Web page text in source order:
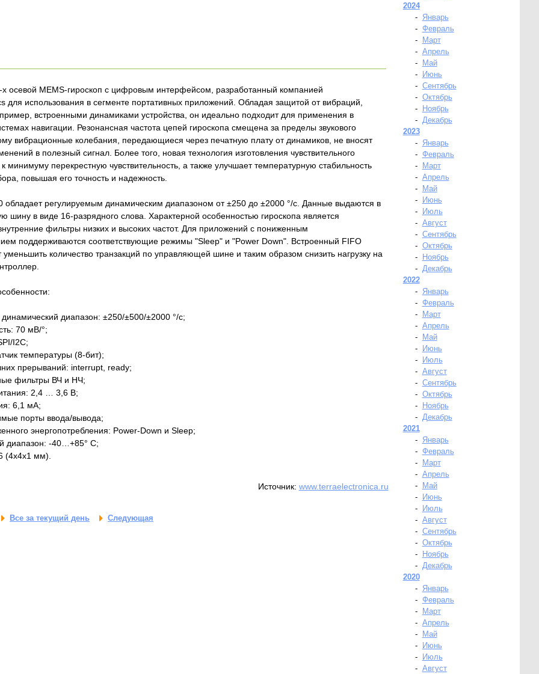
х осевой MEMS-гироскоп с цифровым интерфейсом, разработанный компанией
для использования в сегменте портативных приложений. Обладая защитой от вибраций,
встроенными динамиками устройства, он идеально подходит для применения в
навигации. Резонансная частота цепей гироскопа смещена за пределы звукового
вибрационные колебания, передающиеся через печатную плату от динамиков, не вносят
в полезный сигнал. Более того, новая технология изготовления чувствительного
минимуму перекрестную чувствительность, а также улучшает температурную стабильность
повышая его точность и надежность.
обладает регулируемым динамическим диапазоном от ±250 до ±2000 °/с. Данные выдаются в
шину в виде 16-разрядного слова. Характерной особенностью гироскопа является
фильтры низких и высоких частот. Для приложений с пониженным
поддерживаются соответствующие режимы "Sleep" и "Power Down". Встроенный FIFO
количество транзакций по управляющей шине и таким образом снизить нагрузку на
диапазон: ±250/±500/±2000 °/с;
70 мВ/°;
I2C;
температуры (8-бит);
прерываний: interrupt, ready;
фильтры ВЧ и НЧ;
2,4 … 3,6 В;
6,1 мА;
порты ввода/вывода;
энергопотребления: Power-Down и Sleep;
диапазон: -40…+85° C;
(4x4x1 мм).
Источник: www.terraelectronica.ru
Все за текущий день Следующая
2024
-
Январь
- Февраль
-
Март
- Апрель
-
Май
-
Июнь
- Сентябрь
- Октябрь
-
Ноябрь
- Декабрь
2023
-
Январь
- Февраль
-
Март
- Апрель
-
Май
-
Июнь
-
Июль
- Август
- Сентябрь
- Октябрь
-
Ноябрь
- Декабрь
2022
-
Январь
- Февраль
-
Март
- Апрель
-
Май
-
Июнь
-
Июль
- Август
- Сентябрь
- Октябрь
-
Ноябрь
- Декабрь
2021
-
Январь
- Февраль
-
Март
- Апрель
-
Май
-
Июнь
-
Июль
- Август
- Сентябрь
- Октябрь
-
Ноябрь
- Декабрь
2020
-
Январь
- Февраль
-
Март
- Апрель
-
Май
-
Июнь
-
Июль
- Август